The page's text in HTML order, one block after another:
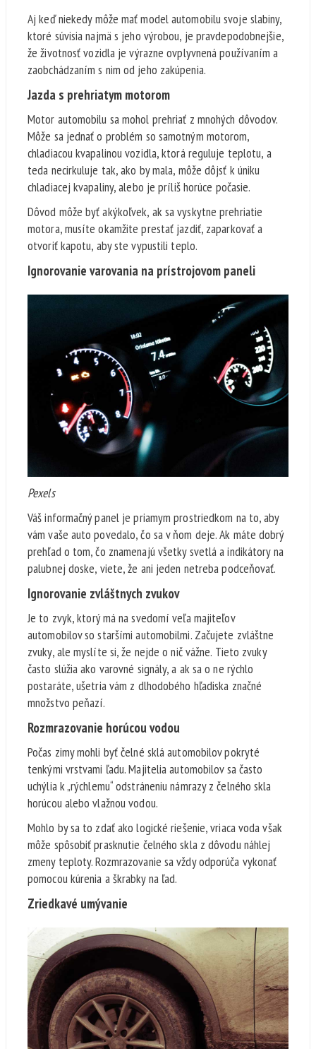
Aj keď niekedy môže mať model automobilu svoje slabiny,
ktoré súvisia najmä s jeho výrobou, je pravdepodobnejšie,
že životnosť vozidla je výrazne ovplyvnená používaním a
zaobchádzaním s nim od jeho zakúpenia.
Jazda s prehriatym motorom
Motor automobilu sa mohol prehriať z mnohých dôvodov.
Môže sa jednať o problém so samotným motorom,
chladiacou kvapalinou vozidla, ktorá reguluje teplotu, a
teda necirkuluje tak, ako by mala, môže dôjsť k úniku
chladiacej kvapaliny, alebo je príliš horúce počasie.
Dôvod môže byť akýkoľvek, ak sa vyskytne prehriatie
motora, musíte okamžite prestať jazdiť, zaparkovať a
otvoriť kapotu, aby ste vypustili teplo.
Ignorovanie varovania na prístrojovom paneli
Pexels
Váš informačný panel je priamym prostriedkom na to, aby
vám vaše auto povedalo, čo sa v ňom deje. Ak máte dobrý
prehľad o tom, čo znamenajú všetky svetlá a indikátory na
palubnej doske, viete, že ani jeden netreba podceňovať.
Ignorovanie zvláštnych zvukov
Je to zvyk, ktorý má na svedomí veľa majiteľov
automobilov so staršími automobilmi. Začujete zvláštne
zvuky, ale myslíte si, že nejde o nič vážne. Tieto zvuky
často slúžia ako varovné signály, a ak sa o ne rýchlo
postaráte, ušetria vám z dlhodobého hľadiska značné
množstvo peňazí.
Rozmrazovanie horúcou vodou
Počas zimy mohli byť čelné sklá automobilov pokryté
tenkými vrstvami ľadu. Majitelia automobilov sa často
uchýlia k „rýchlemu“ odstráneniu námrazy z čelného skla
horúcou alebo vlažnou vodou.
Mohlo by sa to zdať ako logické riešenie, vriaca voda však
môže spôsobiť prasknutie čelného skla z dôvodu náhlej
zmeny teploty. Rozmrazovanie sa vždy odporúča vykonať
pomocou kúrenia a škrabky na ľad.
Zriedkavé umývanie